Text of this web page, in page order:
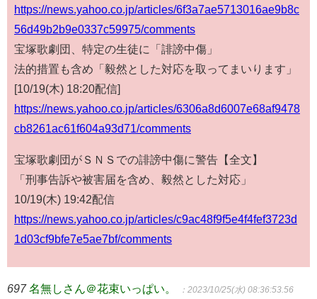
https://news.yahoo.co.jp/articles/6f3a7ae5713016ae9b8c
56d49b2b9e0337c59975/comments
宝塚歌劇団、特定の生徒に「誹謗中傷」
法的措置も含め「毅然とした対応を取ってまいります」
[10/19(木) 18:20配信]
https://news.yahoo.co.jp/articles/6306a8d6007e68af9478
cb8261ac61f604a93d71/comments
宝塚歌劇団がＳＮＳでの誹謗中傷に警告【全文】
「刑事告訴や被害届を含め、毅然とした対応」
10/19(木) 19:42配信
https://news.yahoo.co.jp/articles/c9ac48f9f5e4f4fef3723d
1d03cf9bfe7e5ae7bf/comments
697 名無しさん＠花束いっぱい。 ：2023/10/25(水) 08:36:53.56